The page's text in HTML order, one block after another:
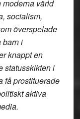
moderna värld
socialism,
överspelade
barn i
knappt en
statusskikten i
få prostituerade
aktiva